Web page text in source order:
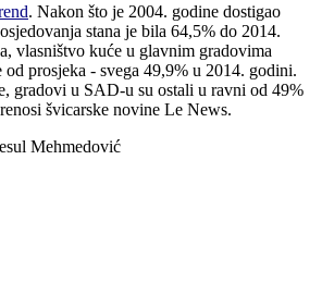
. Nakon što je 2004. godine dostigao
stana je bila 64,5% do 2014.
vlasništvo kuće u glavnim gradovima
prosjeka - svega 49,9% u 2014. godini.
gradovi u SAD-u su ostali u ravni od 49%
švicarske novine Le News.
Mehmedović